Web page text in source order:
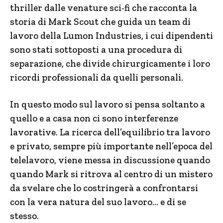
thriller dalle venature sci-fi che racconta la
storia di Mark Scout che guida un team di
lavoro della Lumon Industries, i cui dipendenti
sono stati sottoposti a una procedura di
separazione, che divide chirurgicamente i loro
ricordi professionali da quelli personali.
In questo modo sul lavoro si pensa soltanto a
quello e a casa non ci sono interferenze
lavorative. La ricerca dell’equilibrio tra lavoro
e privato, sempre più importante nell’epoca del
telelavoro, viene messa in discussione quando
quando Mark si ritrova al centro di un mistero
da svelare che lo costringerà a confrontarsi
con la vera natura del suo lavoro… e di se
stesso.